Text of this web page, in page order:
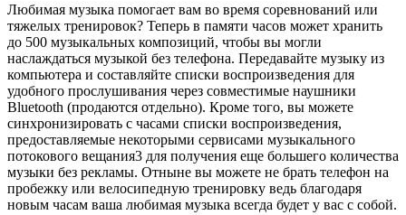
Любимая музыка помогает вам во время соревнований или
тяжелых тренировок? Теперь в памяти часов может хранить
до 500 музыкальных композиций, чтобы вы могли
наслаждаться музыкой без телефона. Передавайте музыку из
компьютера и составляйте списки воспроизведения для
удобного прослушивания через совместимые наушники
Bluetooth (продаются отдельно). Кроме того, вы можете
синхронизировать с часами списки воспроизведения,
предоставляемые некоторыми сервисами музыкального
потокового вещания3 для получения еще большего количества
музыки без рекламы. Отныне вы можете не брать телефон на
пробежку или велосипедную тренировку ведь благодаря
новым часам ваша любимая музыка всегда будет у вас с собой.